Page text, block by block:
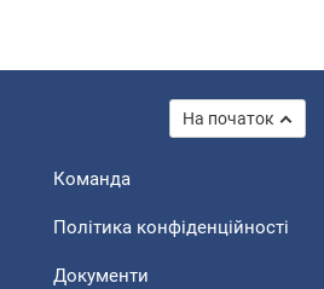
На початок
Команда
Політика конфіденційності
Документи